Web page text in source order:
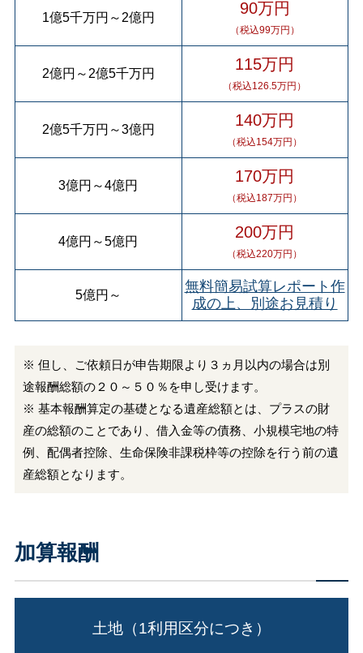
1億5千万円 ～ 2億円 90万円
（税込99万円）
2億円 ～ 2億5千万円 115万円
（税込126.5万円）
2億5千万円 ～3億円 140万円
（税込154万円）
3億円 ～4億円 170万円
（税込187万円）
4億円 ～ 5億円 200万円
（税込220万円）
5億円 ～
無料簡易試算レポート作
成の上、別途お見積り
※ 但し、ご依頼日が申告期限より３ヵ月以内の場合は別
途報酬総額の２０～５０％を申し受けます。
※ 基本報酬算定の基礎となる遺産総額とは、プラスの財
産の総額のことであり、借入金等の債務、小規模宅地の特
例、配偶者控除、生命保険非課税枠等の控除を行う前の遺
産総額となります。
加算報酬
土地（1利用区分につき）